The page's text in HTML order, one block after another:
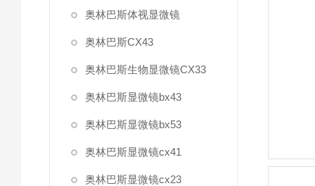
奥林巴斯体视显微镜
奥林巴斯CX43
奥林巴斯生物显微镜CX33
奥林巴斯显微镜bx43
奥林巴斯显微镜bx53
奥林巴斯显微镜cx41
奥林巴斯显微镜cx23